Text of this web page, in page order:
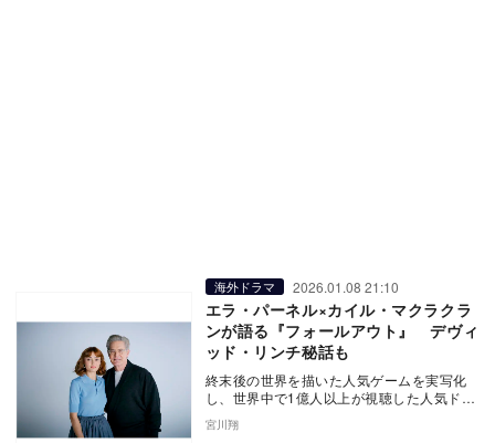
海外ドラマ 2026.01.08 21:10
エラ・パーネル×カイル・マクラクラ
ンが語る『フォールアウト』 デヴィ
ッド・リンチ秘話も
終末後の世界を描いた人気ゲームを実写化
し、世界中で1億人以上が視聴した人気ドラ
マシリーズ『フォールアウト』。2025年12
月17…
宮川翔